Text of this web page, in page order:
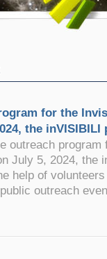
for the
the inVISIBILI
outreach program
July 5, 2024, the
help of
outreach